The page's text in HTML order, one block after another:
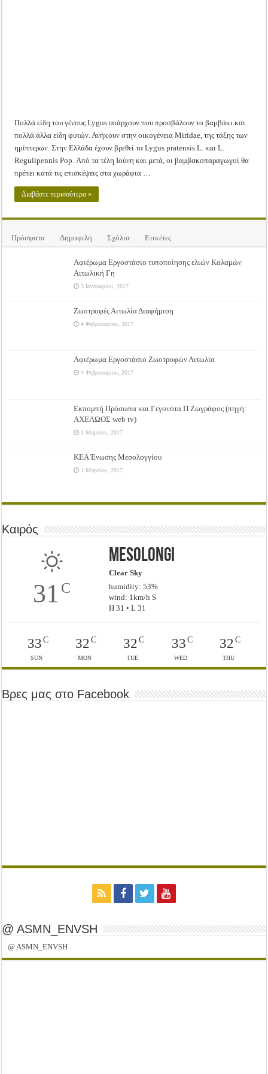
Πολλά είδη του γένους Lygus υπάρχουν που προσβάλουν το βαμβάκι και
πολλά άλλα είδη φυτών. Ανήκουν στην οικογένεια Miridae, της τάξης των
ημίπτερων. Στην Ελλάδα έχουν βρεθεί τα Lygus pratensis L. και L.
Regulipennis Pop. Από τα τέλη Ιούνη και μετά, οι βαμβακοπαραγωγοί θα
πρέπει κατά τις επισκέψεις στα χωράφια …
Διαβάστε περισσότερα »
Πρόσφατα Δημοφιλή Σχόλια Ετικέτες
Αφιέρωμα Εργοστάσιο τυποποίησης ελιών Καλαμών
Αιτωλική Γη
3 Ιανουαρίου, 2017
Ζωοτροφές Αιτωλία Διαφήμιση
4 Φεβρουαρίου, 2017
Αφιέρωμα Εργοστάσιο Ζωοτροφών Αιτωλία
4 Φεβρουαρίου, 2017
Εκπομπή Πρόσωπα και Γεγονότα Π Ζωγράφος (πηγή:
ΑΧΕΛΩΟΣ web tv)
1 Μαρτίου, 2017
ΚΕΑ Ένωσης Μεσολογγίου
1 Μαρτίου, 2017
Καιρός
31 C
Mesolongi
Clear Sky
humidity: 53%
wind: 1km/h S
H 31 • L 31
33C
SUN
32C
MON
32 C
TUE
33C
WED
32C
THU
Βρες μας στο Facebook
@ ASMN_ENVSH
@ ASMN_ENVSH